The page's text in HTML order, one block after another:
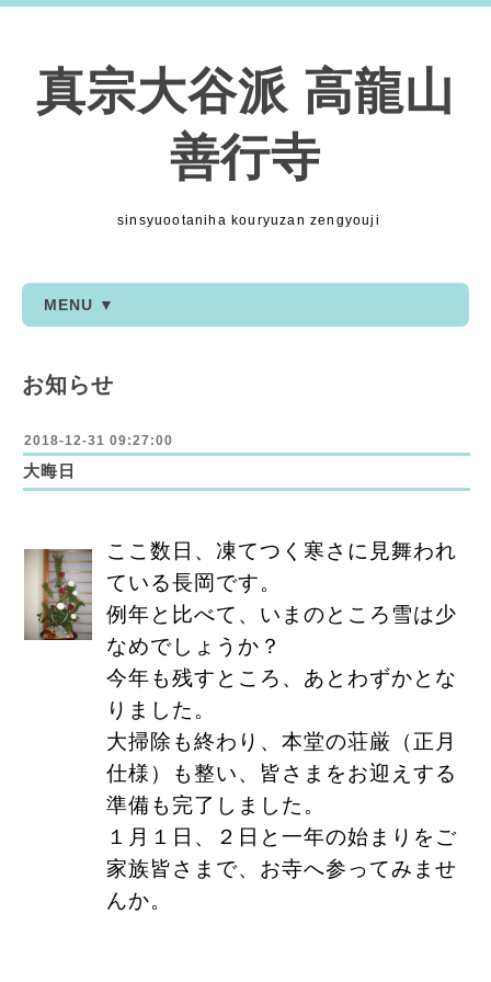
真宗大谷派 高龍山
善行寺
sinsyuootaniha kouryuzan zengyouji
MENU ▼
お知らせ
2018-12-31 09:27:00
大晦日
ここ数日、凍てつく寒さに見舞われ
ている長岡です。
例年と比べて、いまのところ雪は少
なめでしょうか？
今年も残すところ、あとわずかとな
りました。
大掃除も終わり、本堂の荘厳（正月
仕様）も整い、皆さまをお迎えする
準備も完了しました。
１月１日、２日と一年の始まりをご
家族皆さまで、お寺へ参ってみませ
んか。